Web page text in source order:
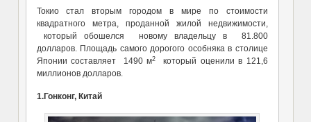
Токио стал вторым городом в мире по стоимости
квадратного метра, проданной жилой недвижимости,
который обошелся новому владельцу в 81.800
долларов. Площадь самого дорогого особняка в столице
Японии составляет 1490 м2
который оценили в 121,6
миллионов долларов.
1.Гонконг, Китай